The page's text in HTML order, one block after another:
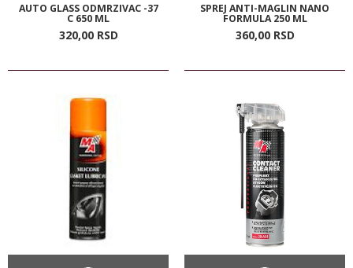
AUTO GLASS ODMRZIVAC -37
C 650 ML
320,00 RSD
SPREJ ANTI-MAGLIN NANO
FORMULA 250 ML
360,00 RSD